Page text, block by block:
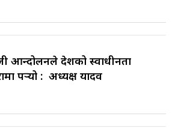
आन्दोलनले देशको स्वाधीनता
पर्‍यो : अध्यक्ष यादव